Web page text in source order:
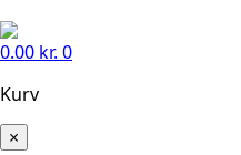
0.00 kr. 0
Kurv
×